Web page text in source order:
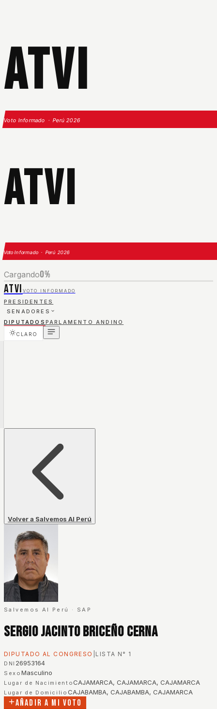
ATVI
Voto Informado · Perú 2026
ATVI
Voto Informado · Perú 2026
Cargando0%
ATVI VOTO INFORMADO
PRESIDENTES
SENADORES
DIPUTADOS PARLAMENTO ANDINO
CLARO
Volver a Salvemos Al Perú
Salvemos Al Perú · SAP
Sergio Jacinto Briceño Cerna
DIPUTADO AL CONGRESO LISTA N° 1
DNI 26953164
Sexo Masculino
Lugar de NacimientoCAJAMARCA, CAJAMARCA, CAJAMARCA
Lugar de Domicilio CAJABAMBA, CAJABAMBA, CAJAMARCA
Añadir a mi voto